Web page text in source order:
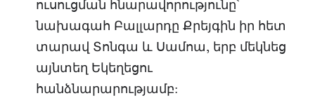
ուսուցման հնարավորությունը՝
նախագահ Բալլարդը Քրեյգին իր հետ
տարավ Տոնգա և Սամոա, երբ մեկնեց
այնտեղ Եկեղեցու
հանձնարարությամբ: